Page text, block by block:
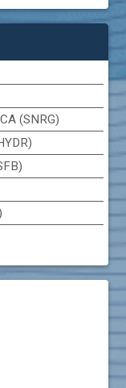
(SNRG)